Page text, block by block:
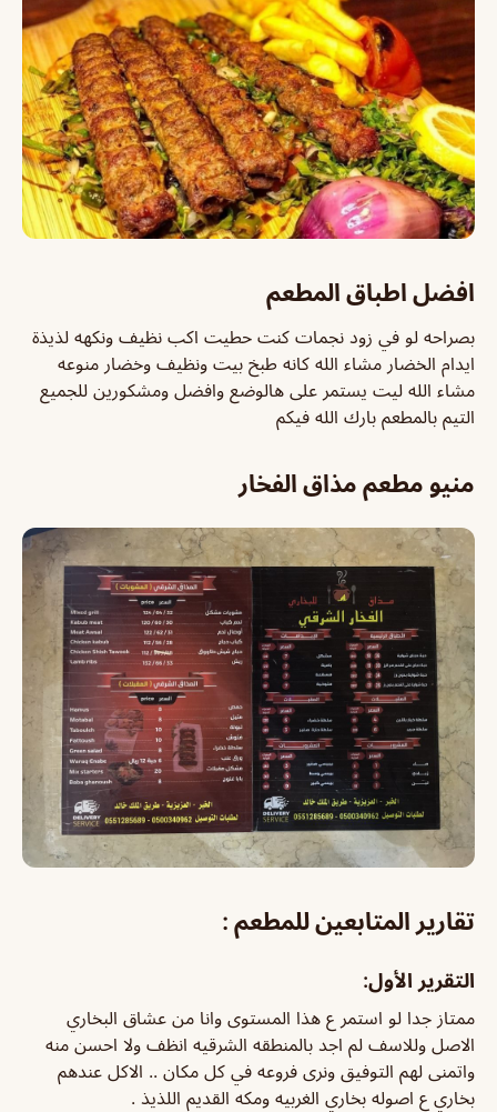
افضل اطباق المطعم
بصراحه لو في زود نجمات كنت حطيت اكب نظيف ونكهه لذيذة
ايدام الخضار مشاء الله كانه طبخ بيت ونظيف وخضار منوعه
مشاء الله ليت يستمر على هالوضع وافضل ومشكورين للجميع
التيم بالمطعم بارك الله فيكم
منيو مطعم مذاق الفخار
تقارير المتابعين للمطعم :
التقرير الأول:
ممتاز جدا لو استمر ع هذا المستوى وانا من عشاق البخاري
الاصل وللاسف لم اجد بالمنطقه الشرقيه انظف ولا احسن منه
واتمنى لهم التوفيق ونرى فروعه في كل مكان .. الاكل عندهم
بخاري ع اصوله بخاري الغربيه ومكه القديم اللذيذ .